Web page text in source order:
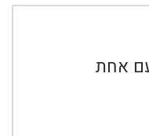
אחת